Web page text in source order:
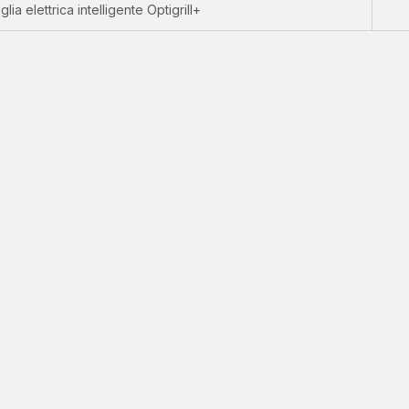
elettrica intelligente Optigrill+